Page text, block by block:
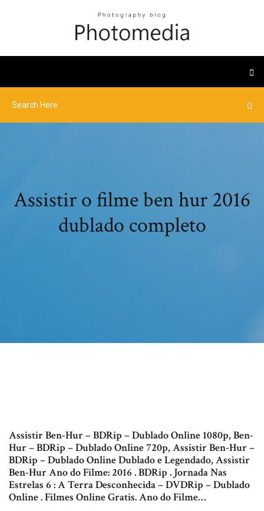
Assistir o filme ben hur 2016
dublado completo
Assistir Ben-Hur – BDRip – Dublado Online 1080p, Ben-
Hur – BDRip – Dublado Online 720p, Assistir Ben-Hur –
BDRip – Dublado Online Dublado e Legendado, Assistir
Ben-Hur Ano do Filme: 2016 . BDRip . Jornada Nas
Estrelas 6 : A Terra Desconhecida – DVDRip – Dublado
Online . Filmes Online Gratis. Ano do Filme…